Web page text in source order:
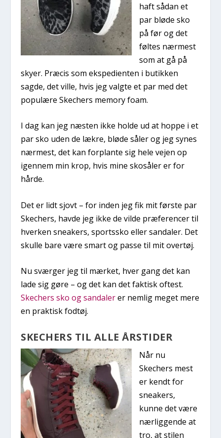
haft sådan et
par bløde sko
på før og det
føltes nærmest
som at gå på
skyer. Præcis som ekspedienten i butikken
sagde, det ville, hvis jeg valgte et par med det
populære Skechers memory foam.
I dag kan jeg næsten ikke holde ud at hoppe i et
par sko uden de lækre, bløde såler og jeg synes
nærmest, det kan forplante sig hele vejen op
igennem min krop, hvis mine skosåler er for
hårde.
Det er lidt sjovt – for inden jeg fik mit første par
Skechers, havde jeg ikke de vilde præferencer til
hverken sneakers, sportssko eller sandaler. Det
skulle bare være smart og passe til mit overtøj.
Nu sværger jeg til mærket, hver gang det kan
lade sig gøre – og det kan det faktisk oftest.
Skechers sko og sandalerer nemlig meget mere
en praktisk fodtøj.
SKECHERS TIL ALLE ÅRSTIDER
Når nu
Skechers mest
er kendt for
sneakers,
kunne det være
nærliggende at
tro, at stilen